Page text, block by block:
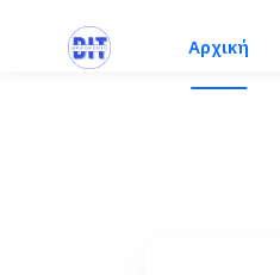
Αρχική